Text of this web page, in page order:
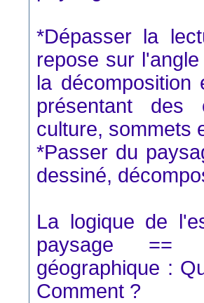
*Dépasser la
repose sur
la décomposition
présentant des
culture, sommets
*Passer du
dessiné,
La logique de
paysage ==
géographique :
Comment ?